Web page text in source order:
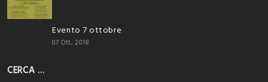
Evento 7 ottobre
07 Ott, 2018
CERCA …